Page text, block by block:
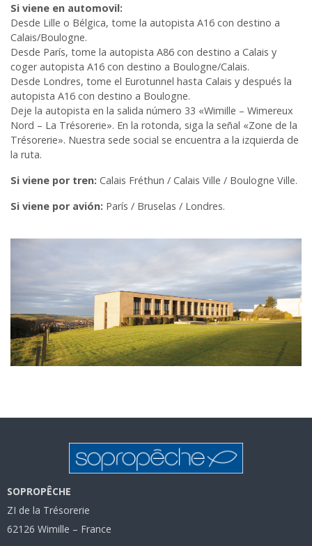
Si viene en automovil:
Desde Lille o Bélgica, tome la autopista A16 con destino a
Calais/Boulogne.
Desde París, tome la autopista A86 con destino a Calais y
coger autopista A16 con destino a Boulogne/Calais.
Desde Londres, tome el Eurotunnel hasta Calais y después la
autopista A16 con destino a Boulogne.
Deje la autopista en la salida número 33 «Wimille – Wimereux
Nord – La Trésorerie». En la rotonda, siga la señal «Zone de la
Trésorerie». Nuestra sede social se encuentra a la izquierda de
la ruta.
Si viene por tren: Calais Fréthun / Calais Ville / Boulogne Ville.
Si viene por avión: París / Bruselas / Londres.
SOPROPÊCHE
ZI de la Trésorerie
62126 Wimille – France